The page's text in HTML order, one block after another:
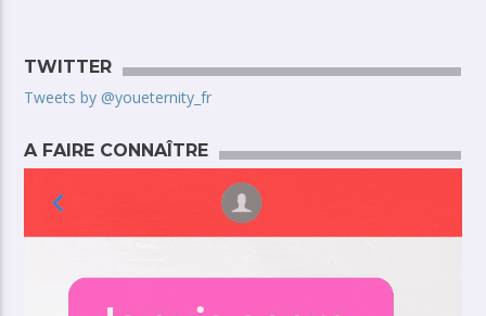
TWITTER
Tweets by @youeternity_fr
A FAIRE CONNAÎTRE